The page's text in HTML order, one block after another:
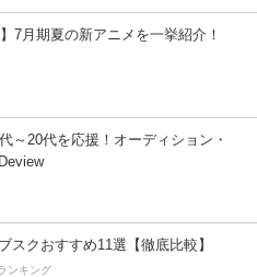
7月期夏の新アニメを一挙紹介！
～20代を応援！オーディション・
スクおすすめ11選【徹底比較】
ンキング